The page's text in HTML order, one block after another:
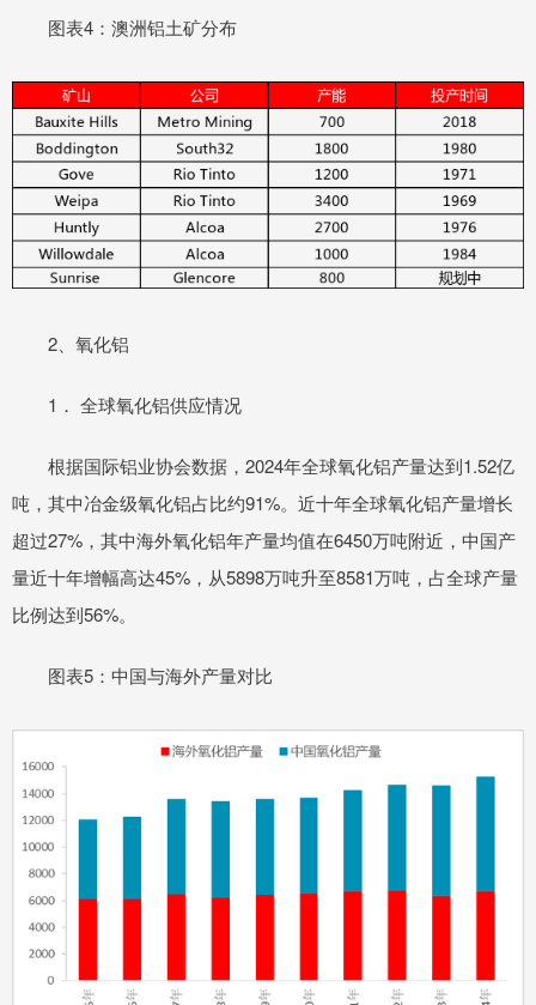
图表4：澳洲铝土矿分布
2、氧化铝
1． 全球氧化铝供应情况
根据国际铝业协会数据，2024年全球氧化铝产量达到1.52亿
吨，其中冶金级氧化铝占比约91%。近十年全球氧化铝产量增长
超过27%，其中海外氧化铝年产量均值在6450万吨附近，中国产
量近十年增幅高达45%，从5898万吨升至8581万吨，占全球产量
比例达到56%。
图表5：中国与海外产量对比